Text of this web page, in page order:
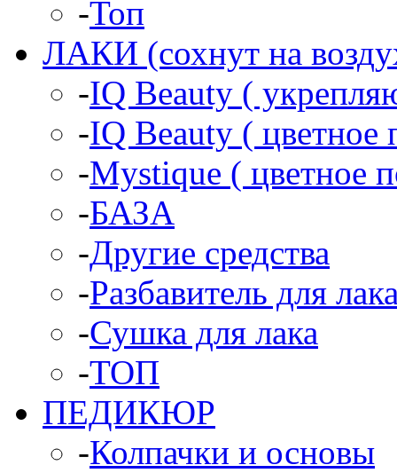
-Топ
ЛАКИ (сохнут на
-IQ Beauty (
-IQ Beauty ( цветное
-Mystique ( цветное
-БАЗА
-Другие средства
-Разбавитель для
-Сушка для лака
-ТОП
ПЕДИКЮР
-Колпачки и основы